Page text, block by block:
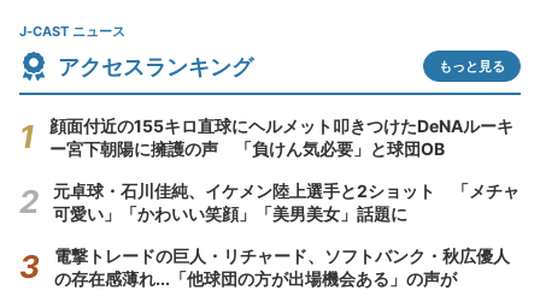
J-CAST ニュース
アクセスランキング もっと見る
顔面付近の155キロ直球にヘルメット叩きつけたDeNAルーキ
ー宮下朝陽に擁護の声 「負けん気必要」と球団OB
元卓球・石川佳純、イケメン陸上選手と2ショット 「メチャ
可愛い」「かわいい笑顔」「美男美女」話題に
電撃トレードの巨人・リチャード、ソフトバンク・秋広優人
の存在感薄れ...「他球団の方が出場機会ある」の声が